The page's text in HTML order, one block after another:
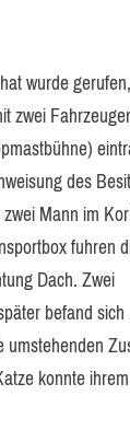
wurde
zwei
des
Mann im
fuhren
Dach. Zwei
befand
konnte